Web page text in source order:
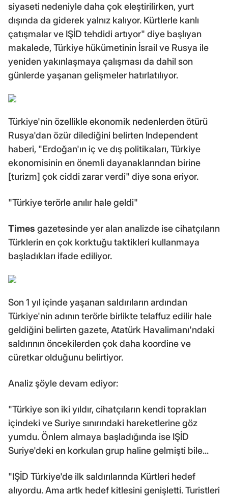
siyaseti nedeniyle daha çok eleştirilirken, yurt
dışında da giderek yalnız kalıyor. Kürtlerle kanlı
çatışmalar ve IŞİD tehdidi artıyor" diye başlıyan
makalede, Türkiye hükümetinin İsrail ve Rusya ile
yeniden yakınlaşmaya çalışması da dahil son
günlerde yaşanan gelişmeler hatırlatılıyor.
Türkiye'nin özellikle ekonomik nedenlerden ötürü
Rusya'dan özür dilediğini belirten Independent
haberi, "Erdoğan'ın iç ve dış politikaları, Türkiye
ekonomisinin en önemli dayanaklarından birine
[turizm] çok ciddi zarar verdi" diye sona eriyor.
"Türkiye terörle anılır hale geldi"
Times gazetesinde yer alan analizde ise cihatçıların
Türklerin en çok korktuğu taktikleri kullanmaya
başladıkları ifade ediliyor.
Son 1 yıl içinde yaşanan saldırıların ardından
Türkiye'nin adının terörle birlikte telaffuz edilir hale
geldiğini belirten gazete, Atatürk Havalimanı'ndaki
saldırının öncekilerden çok daha koordine ve
cüretkar olduğunu belirtiyor.
Analiz şöyle devam ediyor:
"Türkiye son iki yıldır, cihatçıların kendi toprakları
içindeki ve Suriye sınırındaki hareketlerine göz
yumdu. Önlem almaya başladığında ise IŞİD
Suriye'deki en korkulan grup haline gelmişti bile...
"IŞİD Türkiye'de ilk saldırılarında Kürtleri hedef
alıyordu. Ama artk hedef kitlesini genişletti. Turistleri